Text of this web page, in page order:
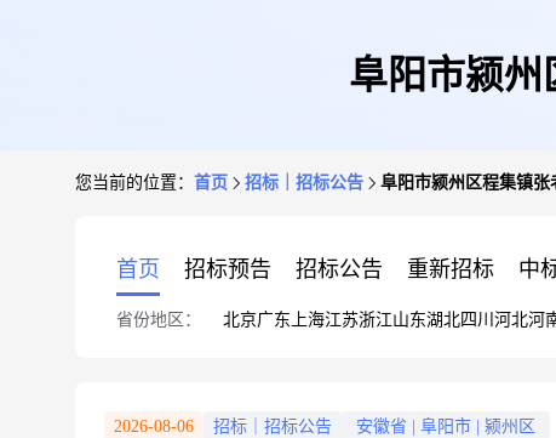
阜阳市颍州
您当前的位置： 首页 招标｜招标公告 阜阳市颍州区程集镇张
首页 招标预告 招标公告 重新招标 中
省份地区： 北京广东 上海江苏浙江山东湖北四川 河北河
2026-08-06 招标｜招标公告 安徽省 阜阳市 颍州区